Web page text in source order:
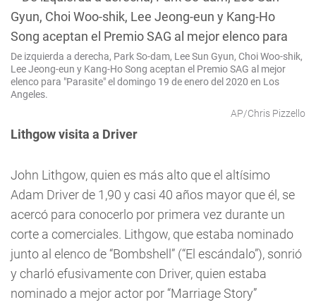
De izquierda a derecha, Park So-dam, Lee Sun Gyun, Choi Woo-shik,
Lee Jeong-eun y Kang-Ho Song aceptan el Premio SAG al mejor
elenco para "Parasite" el domingo 19 de enero del 2020 en Los
Angeles.
AP/Chris Pizzello
Lithgow visita a Driver
John Lithgow, quien es más alto que el altísimo
Adam Driver de 1,90 y casi 40 años mayor que él, se
acercó para conocerlo por primera vez durante un
corte a comerciales. Lithgow, que estaba nominado
junto al elenco de “Bombshell” (“El escándalo”), sonrió
y charló efusivamente con Driver, quien estaba
nominado a mejor actor por “Marriage Story”